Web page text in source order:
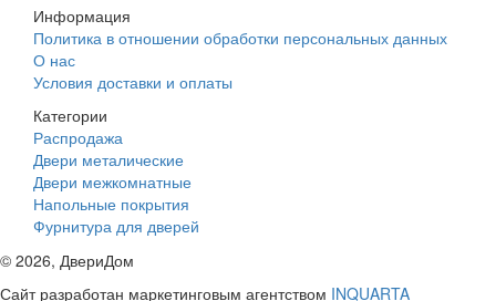
Информация
Политика в отношении обработки персональных данных
О нас
Условия доставки и оплаты
Категории
Распродажа
Двери металические
Двери межкомнатные
Напольные покрытия
Фурнитура для дверей
© 2026, ДвериДом
Сайт разработан маркетинговым агентством INQUARTA